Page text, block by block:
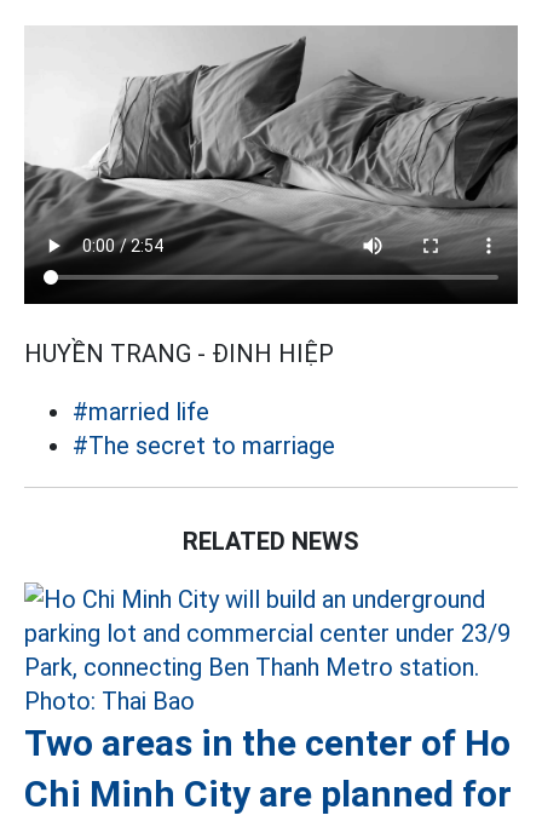
HUYỀN TRANG - ĐINH HIỆP
#married life
#The secret to marriage
RELATED NEWS
Two areas in the center of Ho
Chi Minh City are planned for